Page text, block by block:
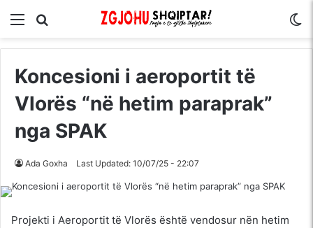
Menu
Koncesioni i aeroportit të
Vlorës “në hetim paraprak”
nga SPAK
Ada Goxha Last Updated: 10/07/25 - 22:07
Projekti i Aeroportit të Vlorës është vendosur nën hetim